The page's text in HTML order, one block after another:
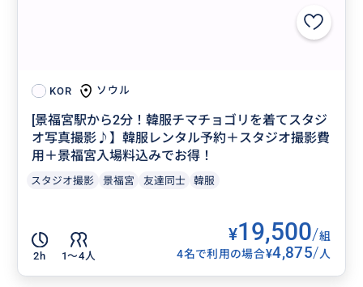
KOR ソウル
[景福宮駅から2分！韓服チマチョゴリを着てスタジ
オ写真撮影♪】韓服レンタル予約＋スタジオ撮影費
用＋景福宮入場料込みでお得！
スタジオ撮影 景福宮 友達同士 韓服
2h 1〜4人
¥19,500/組
4名で利用の場合¥4,875/人